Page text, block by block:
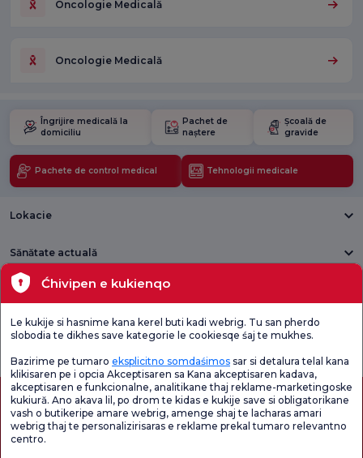
Oncologie Medicală
Oncologie Medicală
Îngrijire medicală la
domiciliu
Pachet de
naștere
Școală de
gravide
Pachete de control medical Tehnologii medicale
Lokacie
Sănătate actuală
Unități medicale
Sondaj general
Verificați
Chestionarul de
Sondaj de
Ćhivipen e kukienqo
Le kukije si hasnime kana kerel buti kadi webrig. Tu san pherdo
slobodia te dikhes save kategorie le cookiesqe śaj te mukhes.
Bazirime pe tumaro eksplicitno somdaśimos sar si detalura telal kana
klikisaren pe i opcia Akceptisaren sa Kana akceptisaren kadava,
akceptisaren e funkcionalne, analitikane thaj reklame-marketingoske
kukiură. Ano akava lil, po drom te kidas e kukije save si obligatorikane
vash o butikeripe amare webrig, amenge shaj te lacharas amari
webrig thaj te personalizirisaras e reklame prekal tumaro relevantno
centro.